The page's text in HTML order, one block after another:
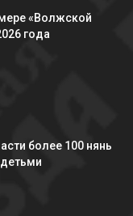
«Волжской
года
более 100 нянь